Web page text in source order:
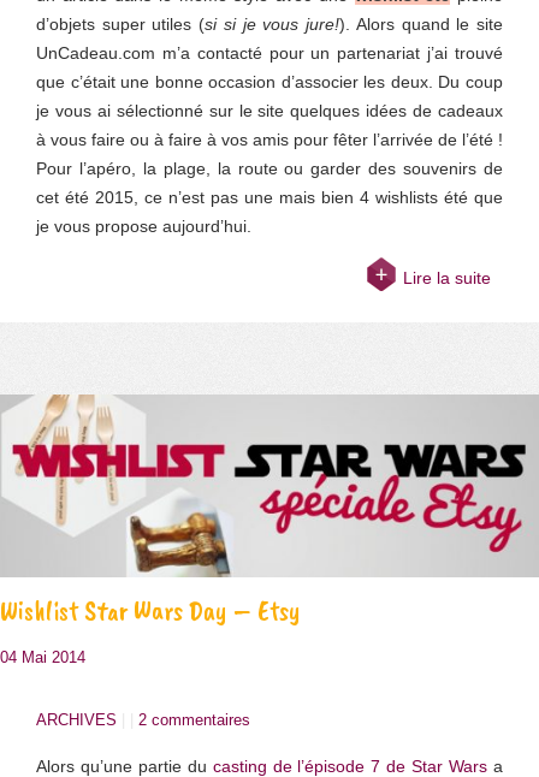
d’objets super utiles (si si je vous jure!). Alors quand le site
UnCadeau.com m’a contacté pour un partenariat j’ai trouvé
que c’était une bonne occasion d’associer les deux. Du coup
je vous ai sélectionné sur le site quelques idées de cadeaux
à vous faire ou à faire à vos amis pour fêter l’arrivée de l’été !
Pour l’apéro, la plage, la route ou garder des souvenirs de
cet été 2015, ce n’est pas une mais bien 4 wishlists été que
je vous propose aujourd’hui.
Lire la suite
Wishlist Star Wars Day – Etsy
04 Mai 2014
ARCHIVES 2 commentaires
Alors qu’une partie du casting de l’épisode 7 de Star Wars a